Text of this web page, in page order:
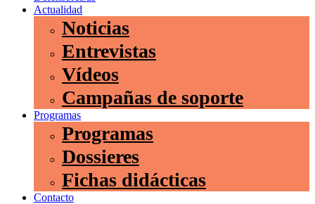
Actualidad
Noticias
Entrevistas
Vídeos
Campañas de soporte
Programas
Programas
Dossieres
Fichas didácticas
Contacto